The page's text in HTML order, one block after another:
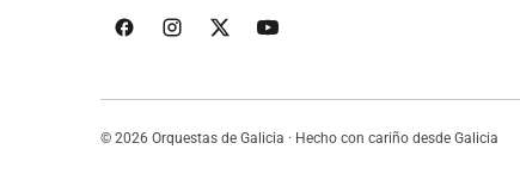
© 2026 Orquestas de Galicia · Hecho con cariño desde Galicia